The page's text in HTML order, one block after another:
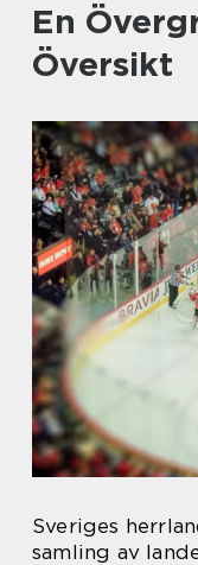
En
Översikt
Sveriges
samling av